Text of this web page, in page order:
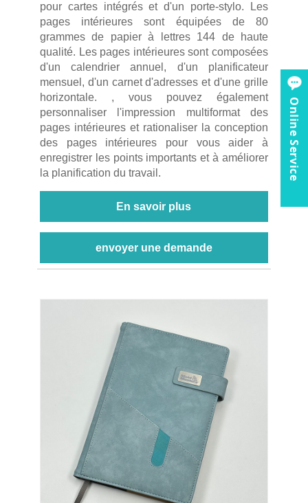
pour cartes intégrés et d'un porte-stylo. Les
pages intérieures sont équipées de 80
grammes de papier à lettres 144 de haute
qualité. Les pages intérieures sont composées
d'un calendrier annuel, d'un planificateur
mensuel, d'un carnet d'adresses et d'une grille
horizontale. , vous pouvez également
personnaliser l'impression multiformat des
pages intérieures et rationaliser la conception
des pages intérieures pour vous aider à
enregistrer les points importants et à améliorer
la planification du travail.
En savoir plus
envoyer une demande
Online Service